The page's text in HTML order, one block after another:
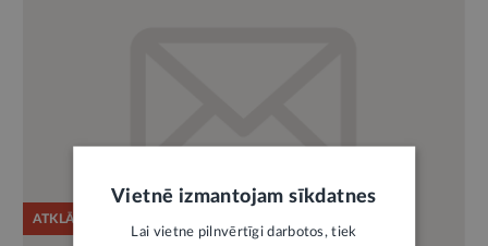
ATKLĀTĀ VĒSTULE
Vietnē izmantojam sīkdatnes
Lai vietne pilnvērtīgi darbotos, tiek